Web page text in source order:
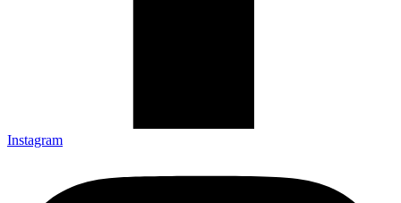
Instagram